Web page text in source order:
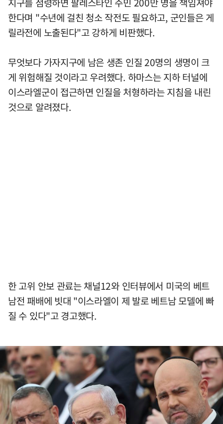
한다며 "수년에 걸친 청소 작전도 필요하고, 군인들은 게
릴라전에 노출된다"고 강하게 비판했다.
무엇보다 가자지구에 남은 생존 인질 20명의 생명이 크
게 위험해질 것이라고 우려했다. 하마스는 지하 터널에
이스라엘군이 접근하면 인질을 처형하라는 지침을 내린
것으로 알려졌다.
한 고위 안보 관료는 채널12와 인터뷰에서 미국의 베트
남전 패배에 빗대 "이스라엘이 제 발로 베트남 모델에 빠
질 수 있다"고 경고했다.